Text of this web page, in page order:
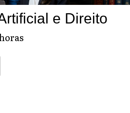
e Direito